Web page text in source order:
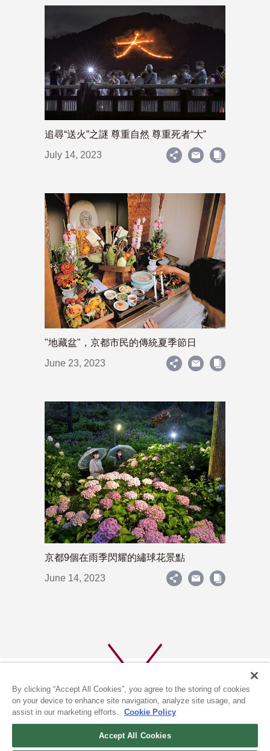
追尋“送火”之謎 尊重自然 尊重死者“大”
July 14, 2023
"地藏盆"，京都市民的傳統夏季節日
June 23, 2023
京都9個在雨季閃耀的繡球花景點
June 14, 2023
By clicking “Accept All Cookies”, you agree to the storing of cookies
on your device to enhance site navigation, analyze site usage, and
assist in our marketing efforts.
Cookie Policy
Accept All Cookies